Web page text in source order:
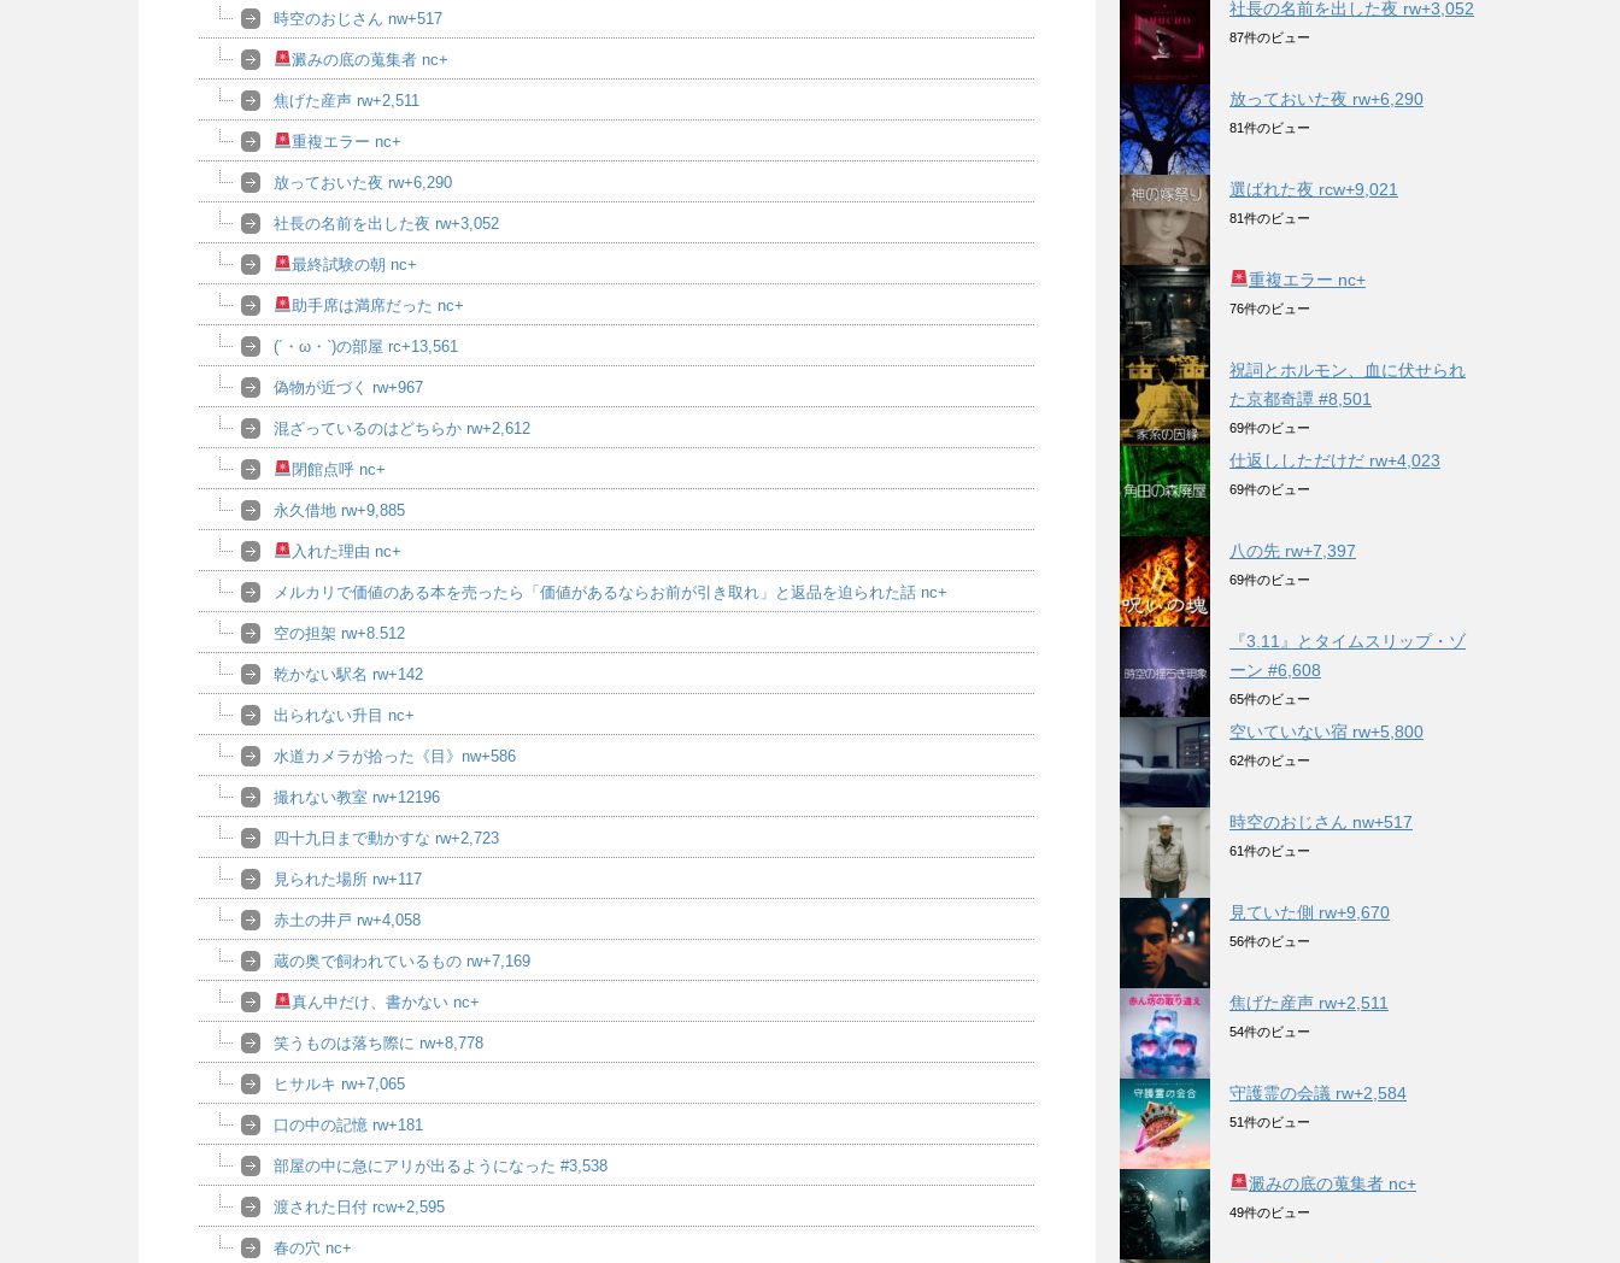
時空のおじさん nw+517
澱みの底の蒐集者 nc+
焦げた産声 rw+2,511
重複エラー nc+
放っておいた夜 rw+6,290
社長の名前を出した夜 rw+3,052
最終試験の朝 nc+
助手席は満席だった nc+
(´・ω・`)の部屋 rc+13,561
偽物が近づく rw+967
混ざっているのはどちらか rw+2,612
閉館点呼 nc+
永久借地 rw+9,885
入れた理由 nc+
メルカリで価値のある本を売ったら「価値があるならお前が引き取れ」と返品を迫られた話 nc+
空の担架 rw+8.512
乾かない駅名 rw+142
出られない升目 nc+
水道カメラが拾った《目》nw+586
撮れない教室 rw+12196
四十九日まで動かすな rw+2,723
見られた場所 rw+117
赤土の井戸 rw+4,058
蔵の奥で飼われているもの rw+7,169
真ん中だけ、書かない nc+
笑うものは落ち際に rw+8,778
ヒサルキ rw+7,065
口の中の記憶 rw+181
部屋の中に急にアリが出るようになった #3,538
渡された日付 rcw+2,595
春の穴 nc+
社長の名前を出した夜 rw+3,052
87件のビュー
放っておいた夜 rw+6,290
81件のビュー
選ばれた夜 rcw+9,021
81件のビュー
重複エラー nc+
76件のビュー
祝詞とホルモン、血に伏せられ
た京都奇譚 #8,501
69件のビュー
仕返ししただけだ rw+4,023
69件のビュー
八の先 rw+7,397
69件のビュー
『3.11』とタイムスリップ・ゾ
ーン #6,608
65件のビュー
空いていない宿 rw+5,800
62件のビュー
時空のおじさん nw+517
61件のビュー
見ていた側 rw+9,670
56件のビュー
焦げた産声 rw+2,511
54件のビュー
守護霊の会議 rw+2,584
51件のビュー
澱みの底の蒐集者 nc+
49件のビュー